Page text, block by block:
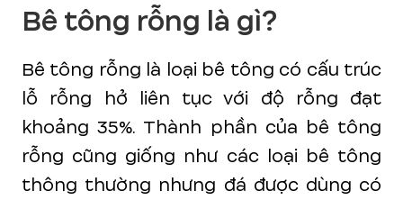
Bê tông rỗng là gì?
Bê tông rỗng là loại bê tông có cấu trúc
lỗ rỗng hở liên tục với độ rỗng đạt
khoảng 35%. Thành phần của bê tông
rỗng cũng giống như các loại bê tông
thông thường nhưng đá được dùng có